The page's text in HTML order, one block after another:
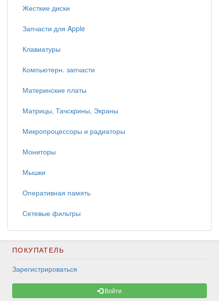
Жесткие диски
Запчасти для Apple
Клавиатуры
Компьютерн. запчасти
Материнские платы
Матрицы, Тачскрины, Экраны
Микропроцессоры и радиаторы
Мониторы
Мышки
Оперативная память
Сетевые фильтры
ПОКУПАТЕЛЬ
Зарегистрироваться
Войти